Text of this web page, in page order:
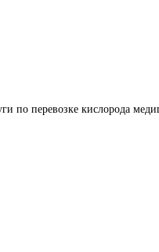
по перевозке кислорода